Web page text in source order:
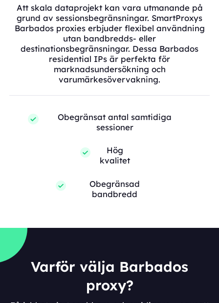
Att skala dataprojekt kan vara utmanande på
grund av sessionsbegränsningar. SmartProxys
Barbados proxies erbjuder flexibel användning
utan bandbredds- eller
destinationsbegränsningar. Dessa Barbados
residential IPs är perfekta för
marknadsundersökning och
varumärkesövervakning.
Obegränsat antal samtidiga
sessioner
Hög
kvalitet
Obegränsad
bandbredd
Varför välja Barbados
proxy?